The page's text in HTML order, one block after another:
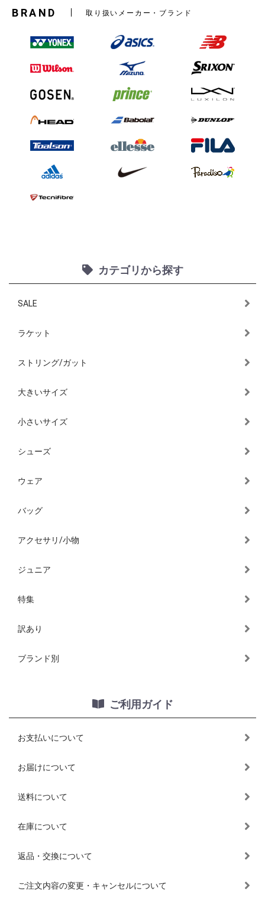
BRAND 取り扱いメーカー・ブランド
カテゴリから探す
SALE
ラケット
ストリング/ガット
大きいサイズ
小さいサイズ
シューズ
ウェア
バッグ
アクセサリ/小物
ジュニア
特集
訳あり
ブランド別
ご利用ガイド
お支払いについて
お届けについて
送料について
在庫について
返品・交換について
ご注文内容の変更・キャンセルについて